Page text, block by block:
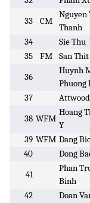
33 CM
Nguyen
Thanh
34 Sie Thu
35
FM San
36
Huynh
Phuong
37
38 WFM
Hoang
Y
39 WFM Dang
40
Dong
41
Phan
Binh
42 Doan